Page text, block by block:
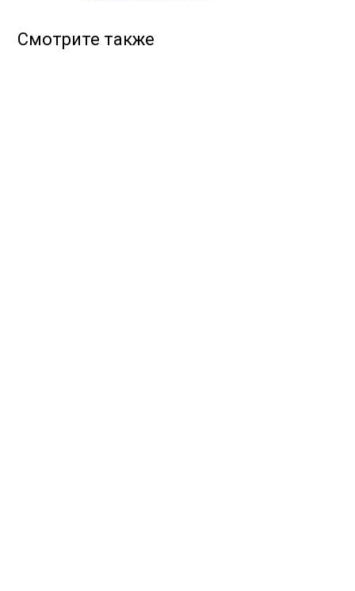
Смотрите также